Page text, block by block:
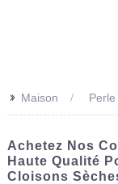
>> Maison
Achetez Nos
Haute Qualité
Cloisons